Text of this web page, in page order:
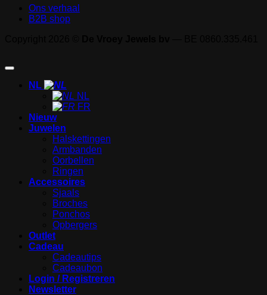
Ons verhaal
B2B shop
NL
NL
FR
Nieuw
Juwelen
Halskettingen
Armbanden
Oorbellen
Ringen
Accessoires
Sjaals
Broches
Ponchos
Opbergers
Outlet
Cadeau
Cadeautips
Cadeaubon
Login / Registreren
Newsletter